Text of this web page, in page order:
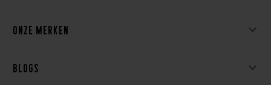
Onze merken
Blogs